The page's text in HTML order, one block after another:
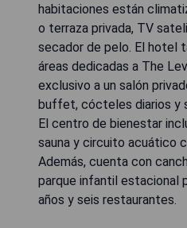
habitaciones están
o terraza privada, TV
secador de pelo. El hotel
áreas dedicadas a The
exclusivo a un salón
buffet, cócteles diarios y
El centro de bienestar
sauna y circuito acuático
Además, cuenta con
parque infantil estacional
años y seis restaurantes.